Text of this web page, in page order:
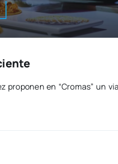
pro­po­nen en “Cro­mas” un